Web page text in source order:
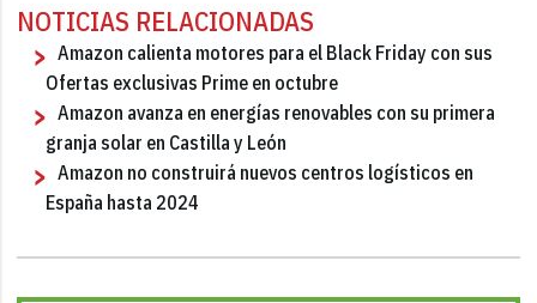
NOTICIAS RELACIONADAS
Amazon calienta motores para el Black Friday con sus
Ofertas exclusivas Prime en octubre
Amazon avanza en energías renovables con su primera
granja solar en Castilla y León
Amazon no construirá nuevos centros logísticos en
España hasta 2024